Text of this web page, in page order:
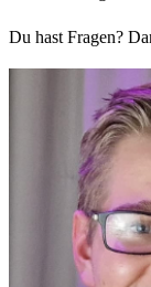
Du hast Fragen?